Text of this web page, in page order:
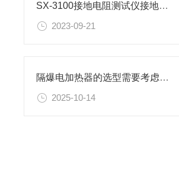
SX-3100接地电阻测试仪接地的原理
2023-09-21
隔爆电加热器的选型需要考虑哪些因素
2025-10-14